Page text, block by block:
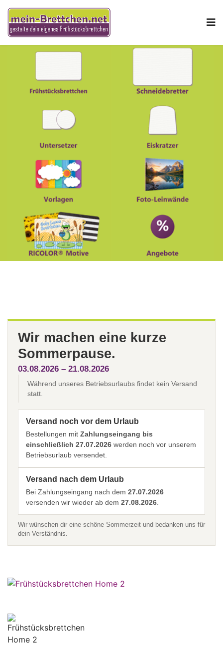
Wir machen eine kurze
Sommerpause.
03.08.2026 – 21.08.2026
Während unseres Betriebsurlaubs findet kein Versand
statt.
Versand noch vor dem Urlaub
Bestellungen mit Zahlungseingang bis
einschließlich 27.07.2026 werden noch vor unserem
Betriebsurlaub versendet.
Versand nach dem Urlaub
Bei Zahlungseingang nach dem 27.07.2026
versenden wir wieder ab dem 27.08.2026
Wir wünschen dir eine schöne Sommerzeit und bedanken uns für
dein Verständnis.